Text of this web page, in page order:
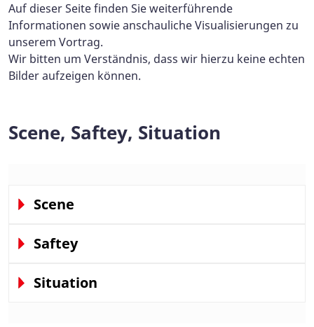
Auf dieser Seite finden Sie weiterführende
Informationen sowie anschauliche Visualisierungen zu
unserem Vortrag.
Wir bitten um Verständnis, dass wir hierzu keine echten
Bilder aufzeigen können.
Scene, Saftey, Situation
Scene
Saftey
Situation